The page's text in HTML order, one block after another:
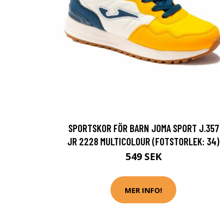
SPORTSKOR FÖR BARN JOMA SPORT J.357
JR 2228 MULTICOLOUR (FOTSTORLEK: 34)
549 SEK
MER INFO!